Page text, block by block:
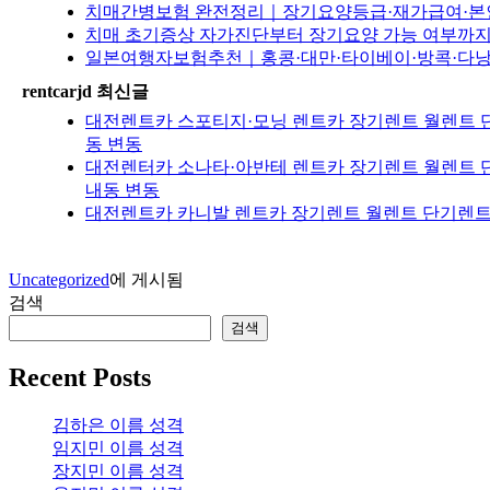
치매간병보험 완전정리｜장기요양등급·재가급여·
치매 초기증상 자가진단부터 장기요양 가능 여부까
일본여행자보험추천｜홍콩·대만·타이베이·방콕·
rentcarjd 최신글
대전렌트카 스포티지·모닝 렌트카 장기렌트 월렌트
동 변동
대전렌터카 소나타·아반테 렌트카 장기렌트 월렌
내동 변동
대전렌트카 카니발 렌트카 장기렌트 월렌트 단기렌
Uncategorized에 게시됨
검색
검색
Recent Posts
김하은 이름 성격
임지민 이름 성격
장지민 이름 성격